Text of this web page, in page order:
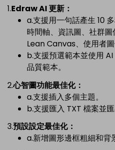
1.Edraw AI 更新：
a.支援用一句話產生 10
時間軸、資訊圖、社群圖
Lean Canvas、使用者圖
b.支援預選範本並使用
品質範本。
2.心智圖功能最佳化：
a.支援插入多個主題。
b.支援匯入 TXT 檔案並匯
3.預設設定最佳化：
a.新增圖形邊框粗細和背